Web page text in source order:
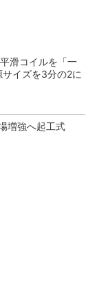
滑コイルを「一
イズを3分の2に
増強へ起工式